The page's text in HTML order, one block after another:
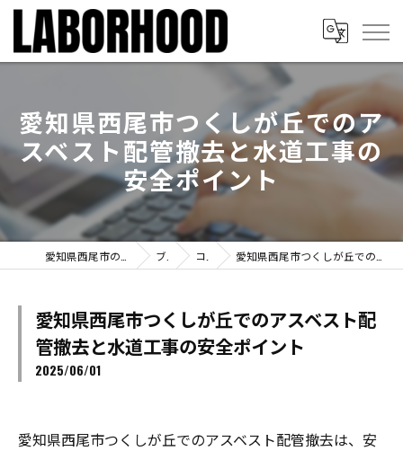
愛知県西尾市つくしが丘でのア
スベスト配管撤去と水道工事の
安全ポイント
ブログ コラム 愛知県西尾市つくしが丘でのアスベスト配管撤去と水道工事の安全ポイント
愛知県西尾市つくしが丘でのアスベスト配
管撤去と水道工事の安全ポイント
2025/06/01
愛知県西尾市つくしが丘でのアスベスト配管撤去は、安